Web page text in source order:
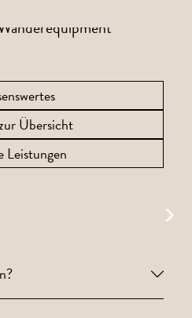
Übersicht
Leistungen